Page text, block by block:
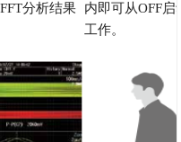
分析结果
内即可从OFF
工作。